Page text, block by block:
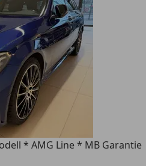
* AMG Line * MB Garantie